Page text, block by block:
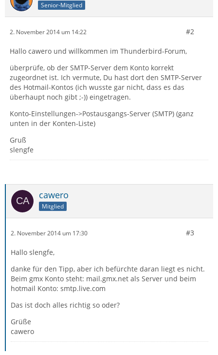
Senior-Mitglied
2. November 2014 um 14:22 #2
Hallo cawero und willkommen im Thunderbird-Forum,
überprüfe, ob der SMTP-Server dem Konto korrekt
zugeordnet ist. Ich vermute, Du hast dort den SMTP-Server
des Hotmail-Kontos (ich wusste gar nicht, dass es das
überhaupt noch gibt ;-)) eingetragen.
Konto-Einstellungen->Postausgangs-Server (SMTP) (ganz
unten in der Konten-Liste)
Gruß
slengfe
cawero
Mitglied
2. November 2014 um 17:30 #3
Hallo slengfe,
danke für den Tipp, aber ich befürchte daran liegt es nicht.
Beim gmx Konto steht: mail.gmx.net als Server und beim
hotmail Konto: smtp.live.com
Das ist doch alles richtig so oder?
Grüße
cawero